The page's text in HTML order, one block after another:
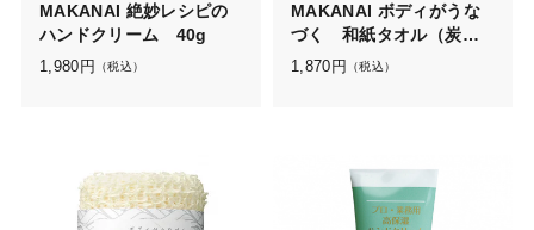
MAKANAI 絶妙レシピの
ハンドクリーム 40g
1,980 円 （税込）
MAKANAI ボディがうな
づく 和紙タオル（炭入
り）
1,870 円 （税込）